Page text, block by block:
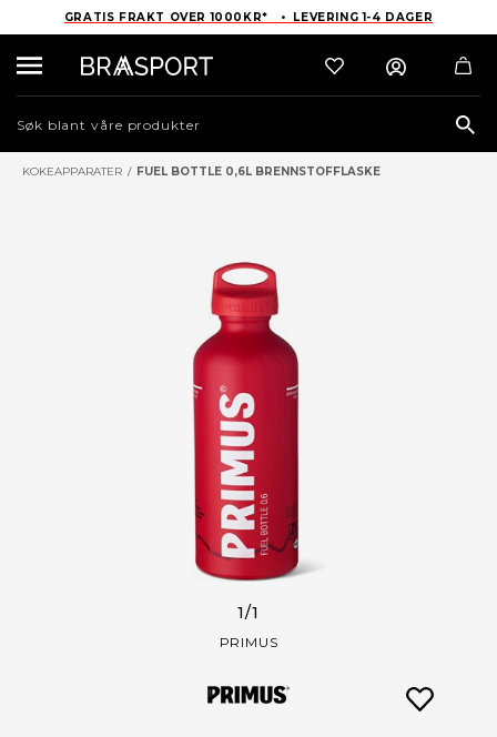
GRATIS FRAKT OVER 1000KR* • LEVERING 1-4 DAGER
KOKEAPPARATER / FUEL BOTTLE 0,6L BRENNSTOFFLASKE
1/1
PRIMUS